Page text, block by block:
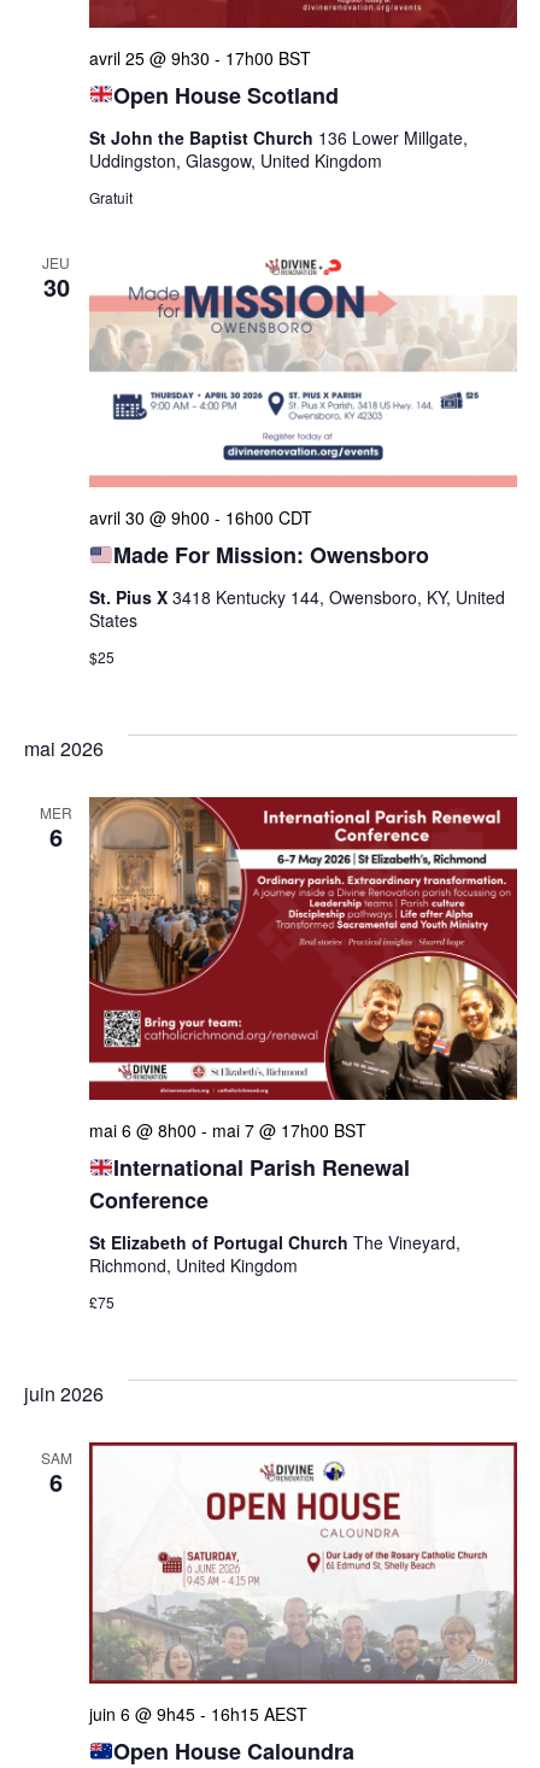
Open House Scotland
avril 25 @ 9h30 - 17h00 BST
St John the Baptist Church 136 Lower Millgate,
Uddingston, Glasgow, United Kingdom
Gratuit
JEU
30
Made For Mission: Owensboro
avril 30 @ 9h00 - 16h00 CDT
St. Pius X 3418 Kentucky 144, Owensboro, KY, United
States
$25
mai 2026
MER
6
International Parish Renewal
Conference
mai 6 @ 8h00 - mai 7 @ 17h00 BST
St Elizabeth of Portugal Church The Vineyard,
Richmond, United Kingdom
£75
juin 2026
SAM
6
Open House Caloundra
juin 6 @ 9h45- 16h15 AEST